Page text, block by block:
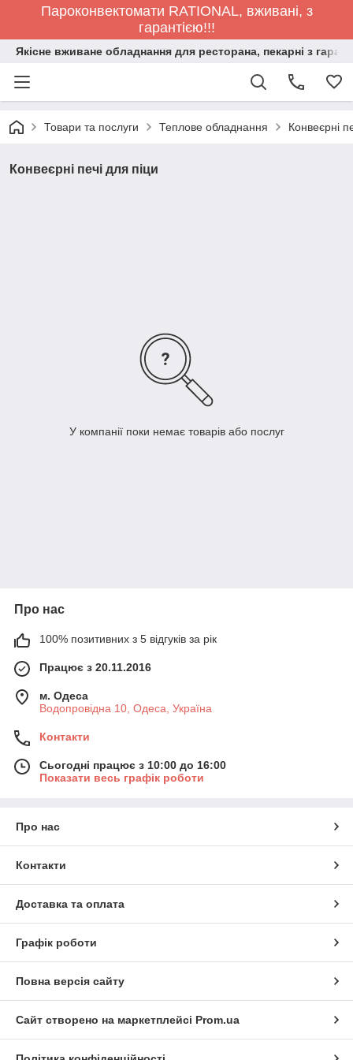
Пароконвектомати RATIONAL, вживані, з
гарантією!!!
Якісне вживане обладнання для ресторана, пекарні з
Товари та послуги Теплове обладнання Конвеєрні
Конвеєрні печі для піци
У компанії поки немає товарів або послуг
Про нас
100% позитивних з 5 відгуків за рік
Працює з 20.11.2016
м. Одеса
Водопровідна 10, Одеса, Україна
Контакти
Сьогодні працює з 10:00 до 16:00
Показати весь графік роботи
Про нас
Контакти
Доставка та оплата
Графік роботи
Повна версія сайту
Сайт створено на маркетплейсі Prom.ua